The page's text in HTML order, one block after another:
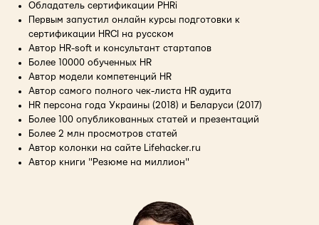
Обладатель сертификации PHRi
Первым запустил онлайн курсы подготовки к
сертификации HRCI на русском
Автор HR-soft и консультант стартапов
Более 10000 обученных HR
Автор модели компетенций HR
Автор самого полного чек-листа HR аудита
HR персона года Украины (2018) и Беларуси (2017)
Более 100 опубликованных статей и презентаций
Более 2 млн просмотров статей
Автор колонки на сайте Lifehacker.ru
Автор книги "Резюме на миллион"